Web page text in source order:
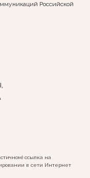
Российской
ссылка на
в сети Интернет